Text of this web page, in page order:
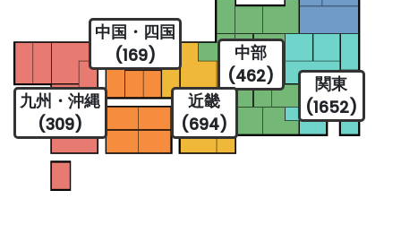
関東
(1652)
中部
(462)
近畿
(694)
中国・四国
(169)
九州・沖縄
(309)